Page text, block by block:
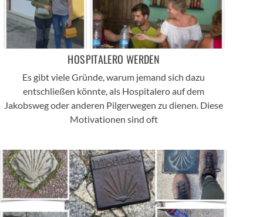
HOSPITALERO WERDEN
Es gibt viele Gründe, warum jemand sich dazu
entschließen könnte, als Hospitalero auf dem
Jakobsweg oder anderen Pilgerwegen zu dienen. Diese
Motivationen sind oft